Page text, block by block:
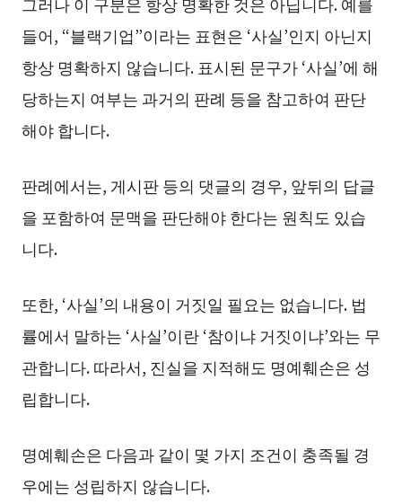
들어, “블랙기업”이라는 표현은 ‘사실’인지 아닌지
항상 명확하지 않습니다. 표시된 문구가 ‘사실’에 해
당하는지 여부는 과거의 판례 등을 참고하여 판단
해야 합니다.
판례에서는, 게시판 등의 댓글의 경우, 앞뒤의 답글
을 포함하여 문맥을 판단해야 한다는 원칙도 있습
니다.
또한, ‘사실’의 내용이 거짓일 필요는 없습니다. 법
률에서 말하는 ‘사실’이란 ‘참이냐 거짓이냐’와는 무
관합니다. 따라서, 진실을 지적해도 명예훼손은 성
립합니다.
명예훼손은 다음과 같이 몇 가지 조건이 충족될 경
우에는 성립하지 않습니다.